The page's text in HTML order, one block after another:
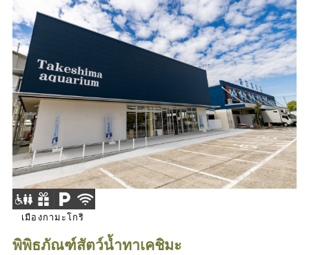
เมืองกามะโกริ
พิพิธภัณฑ์สัตว์น้ำทาเคชิมะ